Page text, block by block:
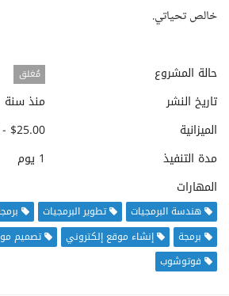
خالص تحياتي.
حالة المشروع مُغلق
تاريخ النشر
منذ سنة
الميزانية
$25.00 - $50.00
مدة التنفيذ
1 يوم
المهارات
هندسة البرمجيات تطوير البرمجيات
برمجة
إنشاء موقع إلكتروني
تصميم
فوتوشوب